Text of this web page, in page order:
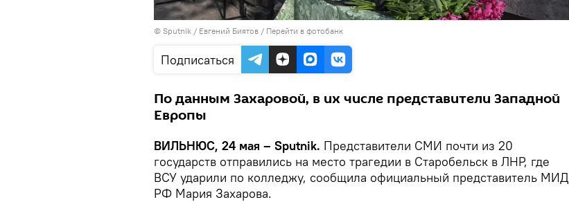
© Sputnik / Евгений Биятов / Перейти в фотобанк
Подписаться
По данным Захаровой, в их числе представители Западной
Европы
ВИЛЬНЮС, 24 мая – Sputnik. Представители СМИ почти из 20
государств отправились на место трагедии в Старобельск в ЛНР, где
ВСУ ударили по колледжу, сообщила официальный представитель МИД
РФ Мария Захарова.